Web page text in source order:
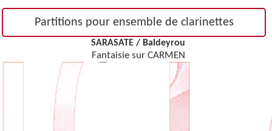
Partitions pour ensemble de clarinettes
SARASATE / Baldeyrou
Fantaisie sur CARMEN